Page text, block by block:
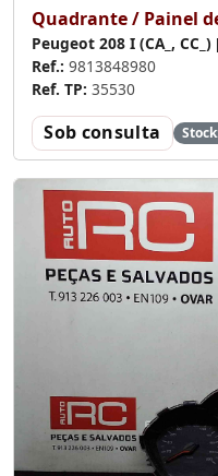
Quadrante / Painel
Peugeot 208 I (CA_,
Ref.: 9813848980
Ref. TP: 35530
Sob consulta